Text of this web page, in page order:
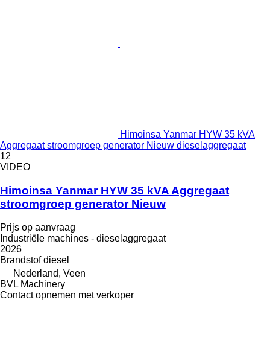
Himoinsa Yanmar HYW 35 kVA
Aggregaat stroomgroep generator Nieuw dieselaggregaat
12
VIDEO
Himoinsa Yanmar HYW 35 kVA Aggregaat
stroomgroep generator Nieuw
Prijs op aanvraag
Industriële machines - dieselaggregaat
2026
Brandstof diesel
Nederland, Veen
BVL Machinery
Contact opnemen met verkoper